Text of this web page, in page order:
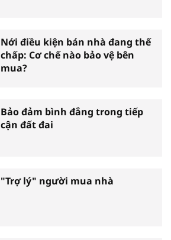
Nới điều kiện bán nhà đang thế
chấp: Cơ chế nào bảo vệ bên
mua?
Bảo đảm bình đẳng trong tiếp
cận đất đai
"Trợ lý" người mua nhà